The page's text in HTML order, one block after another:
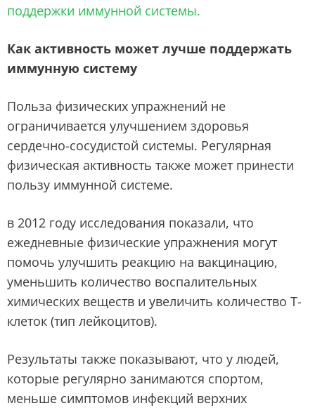
поддержки иммунной системы.
Как активность может лучше поддержать
иммунную систему
Польза физических упражнений не
ограничивается улучшением здоровья
сердечно-сосудистой системы. Регулярная
физическая активность также может принести
пользу иммунной системе.
в 2012 году исследования показали, что
ежедневные физические упражнения могут
помочь улучшить реакцию на вакцинацию,
уменьшить количество воспалительных
химических веществ и увеличить количество Т-
клеток (тип лейкоцитов).
Результаты также показывают, что у людей,
которые регулярно занимаются спортом,
меньше симптомов инфекций верхних